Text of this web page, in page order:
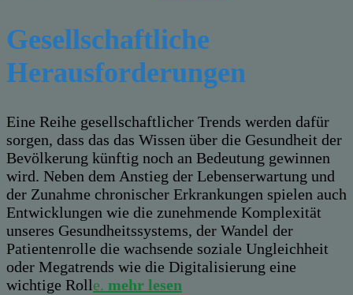
Gesellschaftliche
Herausforderungen
Eine Reihe gesellschaftlicher Trends werden dafür
sorgen, dass das das Wissen über die Gesundheit der
Bevölkerung künftig noch an Bedeutung gewinnen
wird. Neben dem Anstieg der Lebenserwartung und
der Zunahme chronischer Erkrankungen spielen auch
Entwicklungen wie die zunehmende Komplexität
unseres Gesundheitssystems, der Wandel der
Patientenrolle die wachsende soziale Ungleichheit
oder Megatrends wie die Digitalisierung eine
wichtige Rolle. mehr lesen